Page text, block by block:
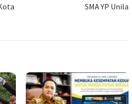
SMA YP Unila